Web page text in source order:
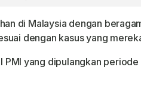
di Malaysia dengan
dengan kasus yang
PMI yang dipulangkan